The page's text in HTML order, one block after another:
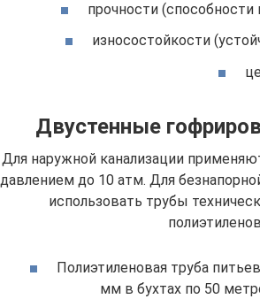
прочности
износостойкости
Двустенные
Для наружной канализации
давлением до 10 атм. Для
использовать трубы
Полиэтиленовая труба
мм в бухтах по 50